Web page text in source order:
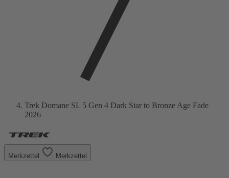
Trek Domane SL 5 Gen 4 Dark Star to Bronze Age Fade
2026
Merkzettel Merkzettel